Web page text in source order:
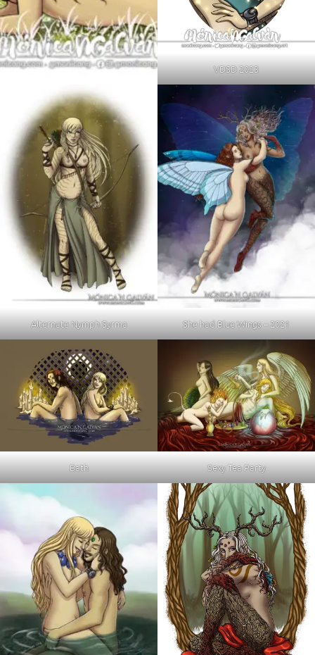
VDSD 2023
Alternate Nymph Syrma She had Blue Wings – 2021
Bath Sexy Tea Party